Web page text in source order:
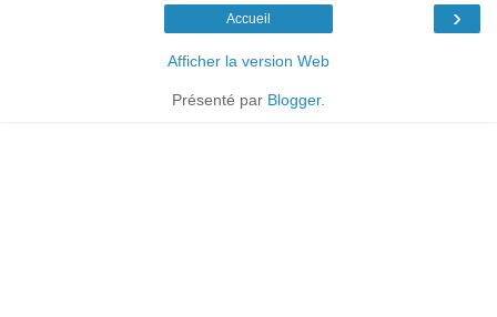
›
Accueil
Afficher la version Web
Présenté par Blogger.